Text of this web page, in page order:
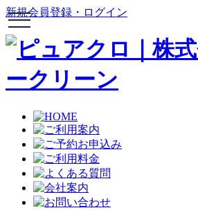
新規会員登録・ログイン
toggle
navigation